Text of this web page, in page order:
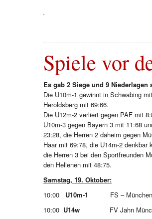
Spiele vor
Es gab 2 Siege und 9 Niederlagen
Die U10m-1 gewinnt in Schwabing
Heroldsberg mit 69:66.
Die U12m-2 verliert gegen PAF mit
U10m-3 gegen Bayern 3 mit 11:68
23:28, die Herren 2 daheim gegen
Haar mit 69:78, die U14m-2 denkbar
die Herren 3 bei den Sportfreunden
den Hellenen mit 48:75.
Samstag, 19. Oktober:
10:00 U10m-1
FS –
10:00 U14w FV Jahn